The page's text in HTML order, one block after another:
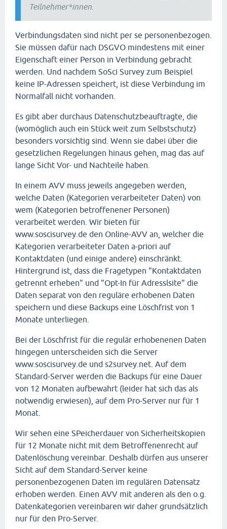
Teilnehmer*innen.
Verbindungsdaten sind nicht per se personenbezogen.
Sie müssen dafür nach DSGVO mindestens mit einer
Eigenschaft einer Person in Verbindung gebracht
werden. Und nachdem SoSci Survey zum Beispiel
keine IP-Adressen speichert, ist diese Verbindung im
Normalfall nicht vorhanden.
Es gibt aber durchaus Datenschutzbeauftragte, die
(womöglich auch ein Stück weit zum Selbstschutz)
besonders vorsichtig sind. Wenn sie dabei über die
gesetzlichen Regelungen hinaus gehen, mag das auf
lange Sicht Vor- und Nachteile haben.
In einem AVV muss jeweils angegeben werden,
welche Daten (Kategorien verarbeiteter Daten) von
wem (Kategorien betroffenener Personen)
verarbeitet werden. Wir bieten für
www.soscisurvey.de den Online-AVV an, welcher die
Kategorien verarbeiteter Daten a-priori auf
Kontaktdaten (und einige andere) einschränkt.
Hintergrund ist, dass die Fragetypen "Kontaktdaten
getrennt erheben" und "Opt-In für Adresslsite" die
Daten separat von den reguläre erhobenen Daten
speichern und diese Backups eine Löschfrist von 1
Monate unterliegen.
Bei der Löschfrist für die regulär erhobenenen Daten
hingegen unterscheiden sich die Server
www.soscisurvey.de und s2survey.net. Auf dem
Standard-Server werden die Backups für eine Dauer
von 12 Monaten aufbewahrt (leider hat sich das als
notwendig erwiesen), auf dem Pro-Server nur für 1
Monat.
Wir sehen eine SPeicherdauer von Sicherheitskopien
für 12 Monate nicht mit dem Betroffenenrecht auf
Datenlöschung vereinbar. Deshalb dürfen aus unserer
Sicht auf dem Standard-Server keine
personenbezogenen Daten im regulären Datensatz
erhoben werden. Einen AVV mit anderen als den o.g.
Datenkategorien vereinbaren wir daher grundsätzlich
nur für den Pro-Server.